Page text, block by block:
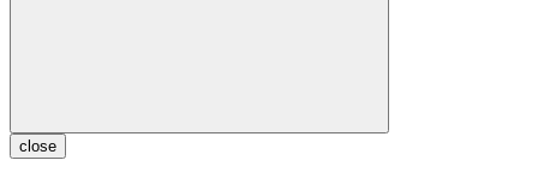
close